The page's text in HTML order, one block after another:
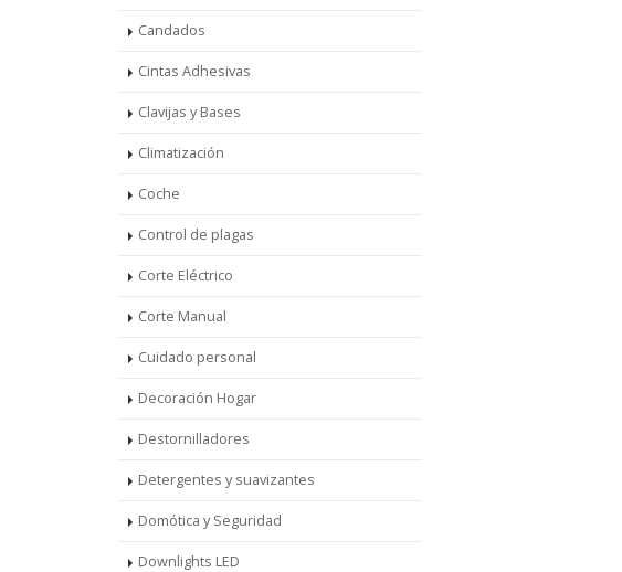
Candados
Cintas Adhesivas
Clavijas y Bases
Climatización
Coche
Control de plagas
Corte Eléctrico
Corte Manual
Cuidado personal
Decoración Hogar
Destornilladores
Detergentes y suavizantes
Domótica y Seguridad
Downlights LED